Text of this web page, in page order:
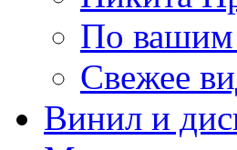
По вашим
Свежее
Винил и